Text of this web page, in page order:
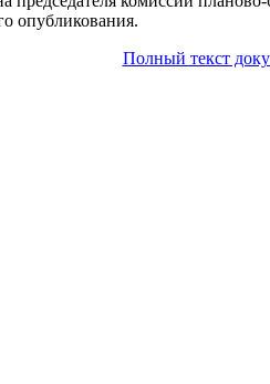
опубликования.
Полный текст